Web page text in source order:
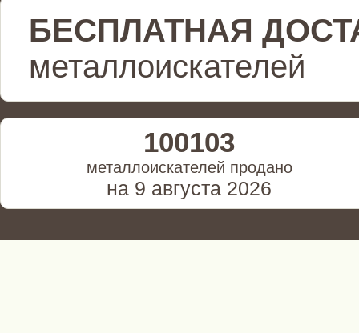
БЕСПЛАТНАЯ
металлоискателей
100103
металлоискателей продано
на 9 августа 2026